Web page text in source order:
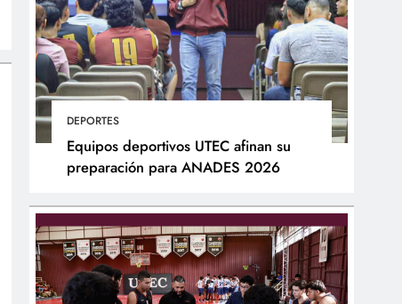
DEPORTES
Equipos deportivos UTEC afinan su
preparación para ANADES 2026